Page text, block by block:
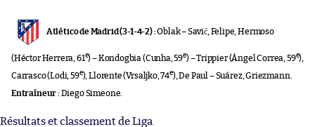
Atlético de Madrid (3-1-4-2) :Oblak – Savić, Felipe, Hermoso
(Héctor Herrera, 61e) – Kondogbia (Cunha, 59e) – Trippier (Ángel Correa, 59e),
Carrasco (Lodi, 59e), Llorente (Vrsaljko, 74e), De Paul – Suárez, Griezmann.
Entraîneur :Diego Simeone.
Résultats et classement de Liga